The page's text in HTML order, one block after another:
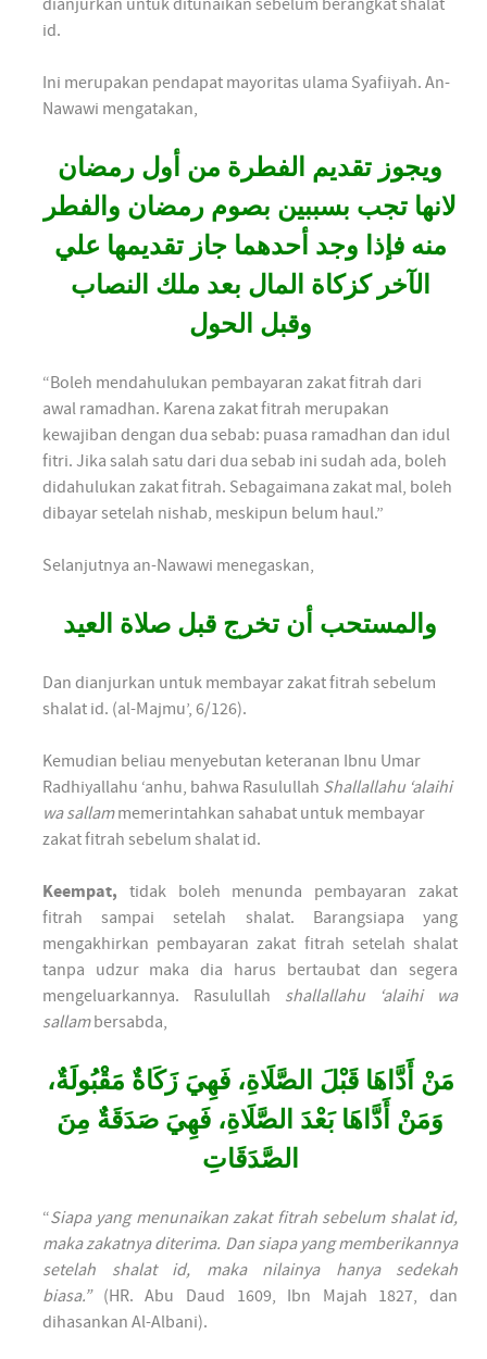
dianjurkan untuk ditunaikan sebelum berangkat shalat
id.
Ini merupakan pendapat mayoritas ulama Syafiiyah. An-
Nawawi mengatakan,
ويجوز تقديم الفطرة من أول رمضان
لانها تجب بسببين بصوم رمضان والفطر
منه فإذا وجد أحدهما جاز تقديمها علي
الآخر كزكاة المال بعد ملك النصاب
وقبل الحول
“Boleh mendahulukan pembayaran zakat fitrah dari
awal ramadhan. Karena zakat fitrah merupakan
kewajiban dengan dua sebab: puasa ramadhan dan idul
fitri. Jika salah satu dari dua sebab ini sudah ada, boleh
didahulukan zakat fitrah. Sebagaimana zakat mal, boleh
dibayar setelah nishab, meskipun belum haul.”
Selanjutnya an-Nawawi menegaskan,
والمستحب أن تخرج قبل صلاة العيد
Dan dianjurkan untuk membayar zakat fitrah sebelum
shalat id. (al-Majmu’, 6/126).
Kemudian beliau menyebutan keteranan Ibnu Umar
Radhiyallahu ‘anhu, bahwa Rasulullah Shallallahu ‘alaihi
wa sallammemerintahkan sahabat untuk membayar
zakat fitrah sebelum shalat id.
Keempat, tidak boleh menunda pembayaran zakat
fitrah sampai setelah shalat. Barangsiapa yang
mengakhirkan pembayaran zakat fitrah setelah shalat
tanpa udzur maka dia harus bertaubat dan segera
mengeluarkannya. Rasulullah shallallahu ‘alaihi wa
sallambersabda,
مَنْ أَدَّاهَا قَبْلَ الصَّلَاةِ، فَهِيَ زَكَاةٌ مَقْبُولَةٌ،
وَمَنْ أَدَّاهَا بَعْدَ الصَّلَاةِ، فَهِيَ صَدَقَةٌ مِنَ
الصَّدَقَاتِ
“Siapa yang menunaikan zakat fitrah sebelum shalat id,
maka zakatnya diterima. Dan siapa yang memberikannya
setelah shalat id, maka nilainya hanya sedekah
biasa.”(HR. Abu Daud 1609, Ibn Majah 1827, dan
dihasankan Al-Albani).